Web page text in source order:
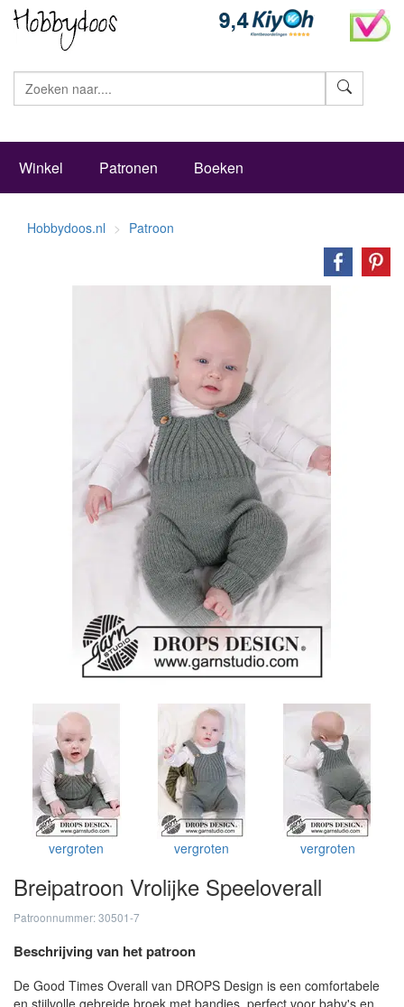
Winkel Patronen Boeken
Hobbydoos.nl Patroon
vergroten vergroten vergroten
Breipatroon Vrolijke Speeloverall
Patroonnummer: 30501-7
Beschrijving van het patroon
De Good Times Overall van DROPS Design is een comfortabele